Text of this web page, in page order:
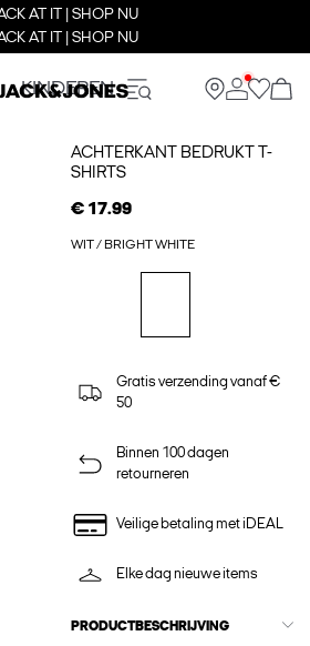
AT IT | SHOP NU
AT IT | SHOP NU
KINDEREN
ACHTERKANT BEDRUKT T-
SHIRTS
€ 17.99
WIT / BRIGHT WHITE
Gratis verzending vanaf €
50
Binnen 100 dagen
retourneren
Veilige betaling met iDEAL
Elke dag nieuwe items
PRODUCTBESCHRIJVING